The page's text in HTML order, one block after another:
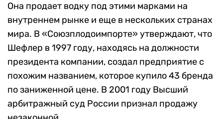
Она продает водку под этими марками на
внутреннем рынке и еще в нескольких странах
мира. В «Союзплодоимпорте» утверждают, что
Шефлер в 1997 году, находясь на должности
президента компании, создал предприятие с
похожим названием, которое купило 43 бренда
по заниженной цене. В 2001 году Высший
арбитражный суд России признал продажу